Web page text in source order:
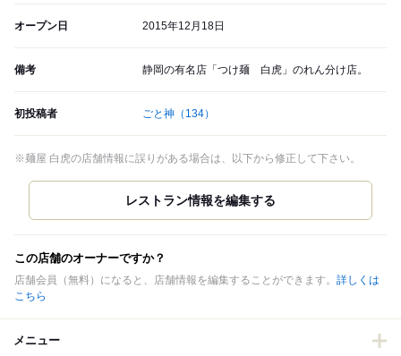
オープン日 2015年12月18日
備考 静岡の有名店「つけ麺 白虎」のれん分け店。
初投稿者 ごと神 （134）
※麺屋 白虎の店舗情報に誤りがある場合は、以下から修正して下さい。
この店舗のオーナーですか？
店舗会員（無料）になると、店舗情報を編集することができます。 詳しくは
こちら
メニュー